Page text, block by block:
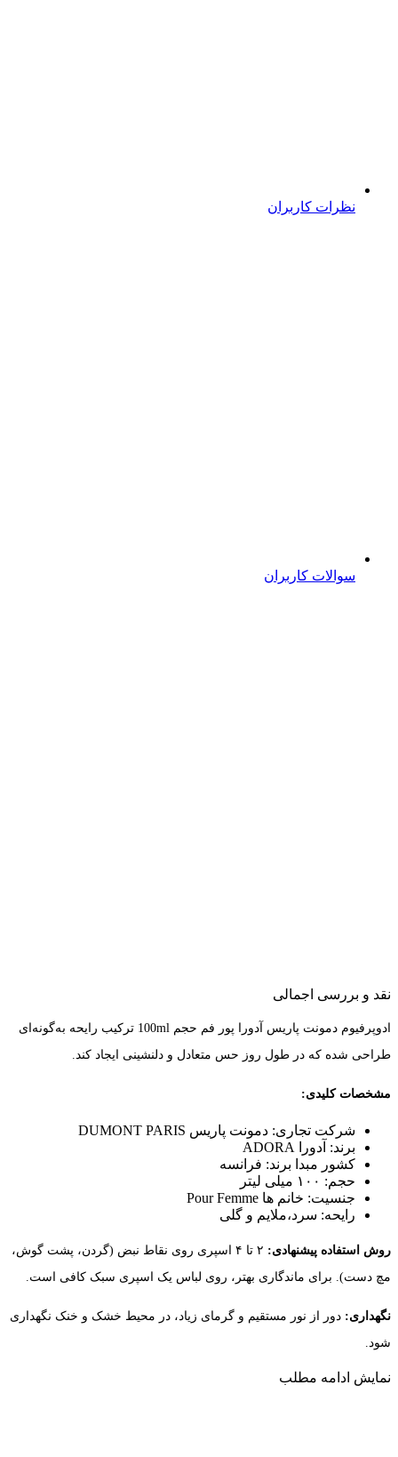
نظرات کاربران
سوالات کاربران
نقد و بررسی اجمالی
ادوپرفیوم دمونت پاریس آدورا پور فم حجم 100ml ترکیب رایحه به‌گونه‌ای
طراحی شده که در طول روز حس متعادل و دلنشینی ایجاد کند.
مشخصات کلیدی:
شرکت تجاری: دمونت پاریس DUMONT PARIS
برند: آدورا ADORA
کشور مبدا برند: فرانسه
حجم: ۱۰۰ میلی لیتر
جنسیت: خانم ها Pour Femme
رایحه: سرد،ملایم و گلی
روش استفاده پیشنهادی:
۲ تا ۴ اسپری روی نقاط نبض (گردن، پشت گوش،
مچ دست). برای ماندگاری بهتر، روی لباس یک اسپری سبک کافی است.
نگهداری: دور از نور مستقیم و گرمای زیاد، در محیط خشک و خنک نگهداری
شود.
نمایش ادامه مطلب